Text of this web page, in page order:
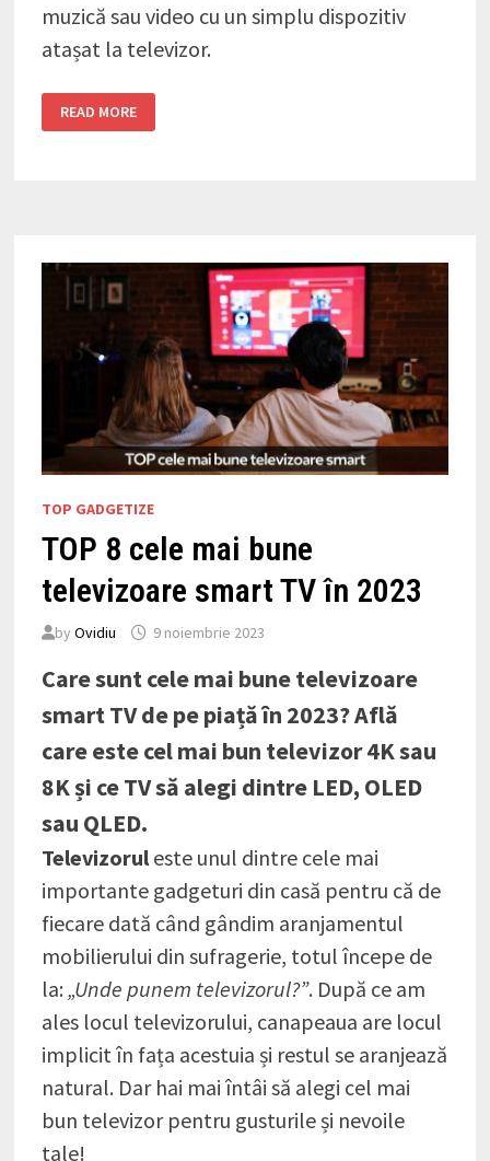
muzică sau video cu un simplu dispozitiv
atașat la televizor.
6
CELE
READ MORE
TOP GADGETIZE
TOP 8 cele mai bune
televizoare smart TV în 2023
byOvidiu 9 noiembrie 2023
Care sunt cele mai bune televizoare
smart TV de pe piață în 2023? Află
care este cel mai bun televizor 4K sau
8K și ce TV să alegi dintre LED, OLED
sau QLED.
Televizorul este unul dintre cele mai
importante gadgeturi din casă pentru că de
fiecare dată când gândim aranjamentul
mobilierului din sufragerie, totul începe de
la:„Unde punem televizorul?”. După ce am
ales locul televizorului, canapeaua are locul
implicit în fața acestuia și restul se aranjează
natural. Dar hai mai întâi să alegi cel mai
bun televizor pentru gusturile și nevoile
tale!